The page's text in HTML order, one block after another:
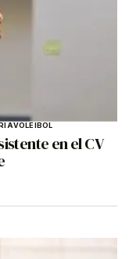
VOLEIBOL
en el CV